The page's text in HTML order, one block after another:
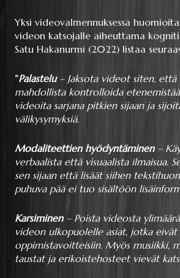
Yksi videovalmennuksessa
videon katsojalle aiheuttama
Satu Hakanurmi (2022) listaa
”Palastelu– Jaksota videot siten, että
mahdollista kontrolloida
videoita sarjana pitkien sijaan ja
välikysymyksiä.
Modaliteettien hyödyntäminen–
verbaalista että visuaalista ilmaisua.
sen sijaan että lisäät siihen
puhuva pää ei tuo sisältöön
Karsiminen– Poista videosta
videon ulkopuolelle asiat, jotka
oppimistavoitteisiin. Myös musiikki,
taustat ja erikoistehosteet vievät